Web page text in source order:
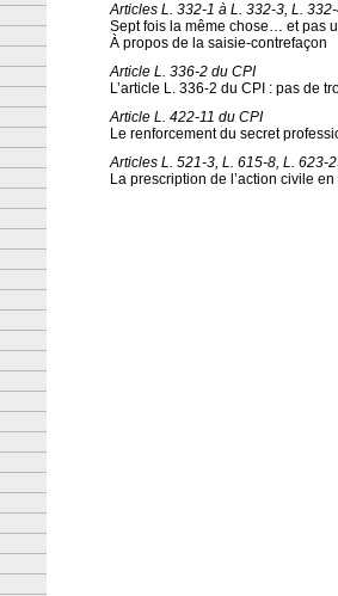
Articles L. 332-1 à L. 332-3, L.
Sept fois la même chose… et pas
À propos de la saisie-contrefaçon
Article L. 336-2 du CPI
L’article L. 336-2 du CPI : pas de
Article L. 422-11 du CPI
Le renforcement du secret
Articles L. 521-3, L. 615-8, L. 623-
La prescription de l’action civile